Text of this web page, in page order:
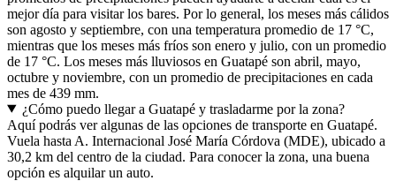
mejor día para visitar los bares. Por lo general, los meses más cálidos
son agosto y septiembre, con una temperatura promedio de 17 °C,
mientras que los meses más fríos son enero y julio, con un promedio
de 17 °C. Los meses más lluviosos en Guatapé son abril, mayo,
octubre y noviembre, con un promedio de precipitaciones en cada
mes de 439 mm.
¿Cómo puedo llegar a Guatapé y trasladarme por la zona?
Aquí podrás ver algunas de las opciones de transporte en Guatapé.
Vuela hasta A. Internacional José María Córdova (MDE), ubicado a
30,2 km del centro de la ciudad. Para conocer la zona, una buena
opción es alquilar un auto.